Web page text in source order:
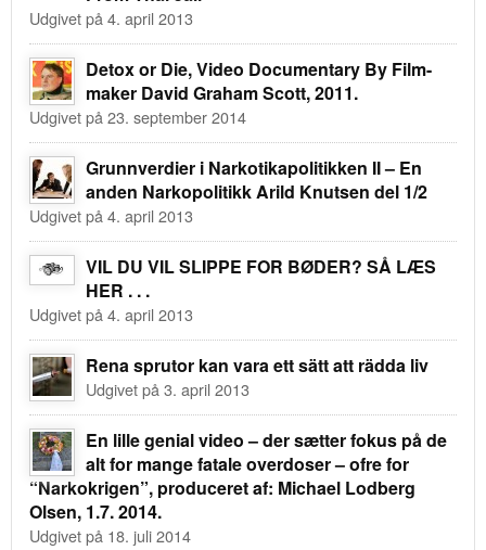
Udgivet på 4. april 2013
Detox or Die, Video Documentary By Film-
maker David Graham Scott, 2011.
Udgivet på 23. september 2014
Grunnverdier i Narkotikapolitikken II – En
anden Narkopolitikk Arild Knutsen del 1/2
Udgivet på 4. april 2013
VIL DU VIL SLIPPE FOR BØDER? SÅ LÆS
HER . . .
Udgivet på 4. april 2013
Rena sprutor kan vara ett sätt att rädda liv
Udgivet på 3. april 2013
En lille genial video – der sætter fokus på de
alt for mange fatale overdoser – ofre for
“Narkokrigen”, produceret af: Michael Lodberg
Olsen, 1.7. 2014.
Udgivet på 18. juli 2014